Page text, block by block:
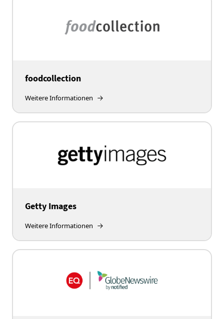
foodcollection
Weitere Informationen
Getty Images
Weitere Informationen